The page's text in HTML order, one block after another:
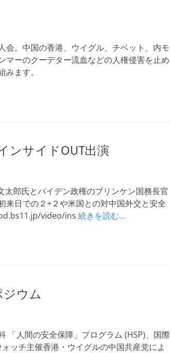
会。中国の香港、ウイグル、チベット、内モ
マーのクーデター流血などの人権侵害を止め
ます。
ンサイドOUT出演
太郎氏とバイデン政権のブリンケン国務長官
来日での２+２や米国との対中国外交と安全
video/ins 続きを読む…
ジウム
「人間の安全保障」プログラム (HSP)、国際
ッチ主催香港・ウイグルの中国共産党によ